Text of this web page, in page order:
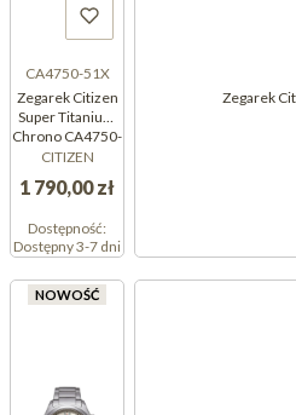
CA4750-51X
Zegarek Citizen
Super Titanium
Chrono CA4750-
51X
CITIZEN
1 790,00 zł
Dostępność:
Dostępny 3-7 dni
Zegarek
NOWOŚĆ